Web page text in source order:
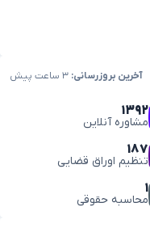
آخرین بروزرسانی:
۱۳۹۲
مشاوره آنلاین
۱۸۷
تنظیم اوراق قضایی
۱
محاسبه حقوقی